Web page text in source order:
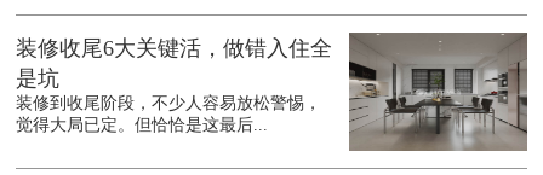
装修收尾6大关键活，做错入住全
是坑
装修到收尾阶段，不少人容易放松警惕，
觉得大局已定。但恰恰是这最后...